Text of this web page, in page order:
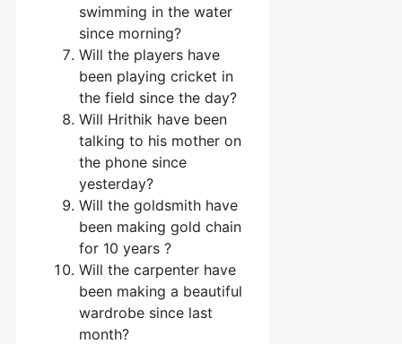
swimming in the water
since morning?
Will the players have
been playing cricket in
the field since the day?
Will Hrithik have been
talking to his mother on
the phone since
yesterday?
Will the goldsmith have
been making gold chain
for 10 years ?
Will the carpenter have
been making a beautiful
wardrobe since last
month?